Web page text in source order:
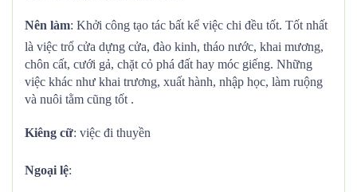
Nên làm: Khởi công tạo tác bất kể việc chi đều tốt. Tốt nhất
là việc trổ cửa dựng cửa, đào kinh, tháo nước, khai mương,
chôn cất, cưới gả, chặt cỏ phá đất hay móc giếng. Những
việc khác như khai trương, xuất hành, nhập học, làm ruộng
và nuôi tằm cũng tốt .
Kiêng cữ: việc đi thuyền
Ngoại lệ: